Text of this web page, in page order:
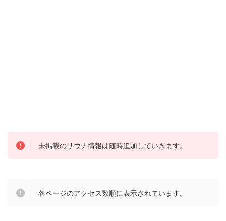
未掲載のサウナ情報は随時追加していきます。
各ページのアクセス数順に表示されています。